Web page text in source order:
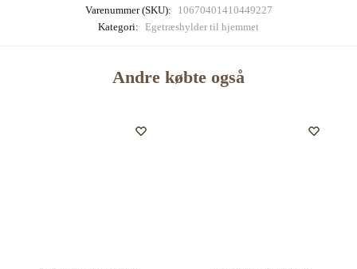
Varenummer (SKU):
10670401410449227
Kategori: Egetræshylder til hjemmet
Andre købte også